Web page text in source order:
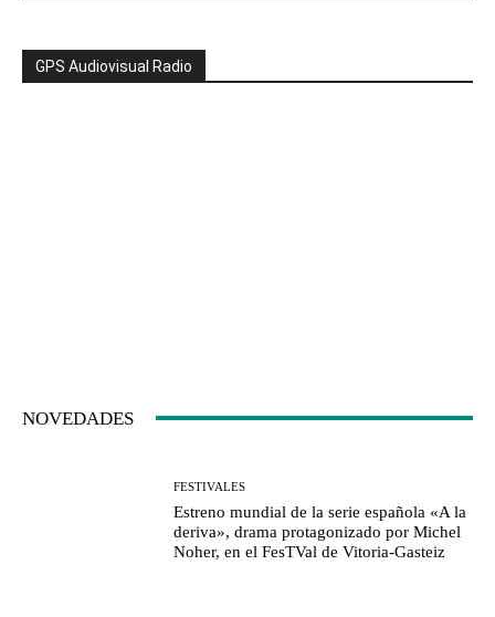
GPS Audiovisual Radio
NOVEDADES
FESTIVALES
Estreno mundial de la serie española «A la
deriva», drama protagonizado por Michel
Noher, en el FesTVal de Vitoria-Gasteiz